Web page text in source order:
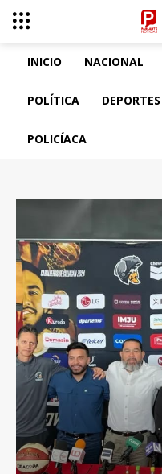
INICIO NACIONAL
POLÍTICA DEPORTES
POLICÍACA